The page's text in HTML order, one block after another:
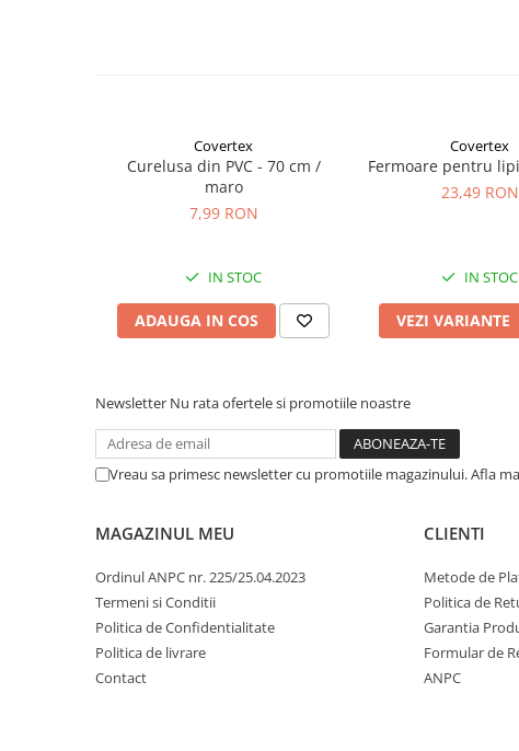
Covertex
Curelusa din PVC - 70 cm /
maro
7,99 RON
IN STOC
ADAUGA IN COS
Covertex
Fermoare pentru
23,49 RON
IN STOC
VEZI VARIANTE
Newsletter Nu rata ofertele si promotiile noastre
Vreau sa primesc newsletter cu promotiile magazinului. Afla
MAGAZINUL MEU
Ordinul ANPC nr. 225/25.04.2023
Termeni si Conditii
Politica de Confidentialitate
Politica de livrare
Contact
CLIENTI
Metode de
Politica de
Garantia
Formular de
ANPC